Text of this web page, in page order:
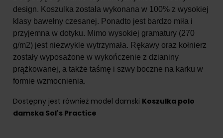
design. Koszulka została wykonana w 100% z wysokiej
klasy bawełny czesanej. Ponadto jest bardzo miła i
przyjemna w dotyku. Mimo wysokiej gramatury (270
g/m2) jest niezwykle wytrzymała. Rękawy oraz kołnierz
zostały wyposażone w wykończenie z dzianiny
prążkowanej, a także taśmę i szwy boczne na karku w
formie wzmocnienia.
Dostępny jest również model damski Koszulka polo
damska Sol's Practice